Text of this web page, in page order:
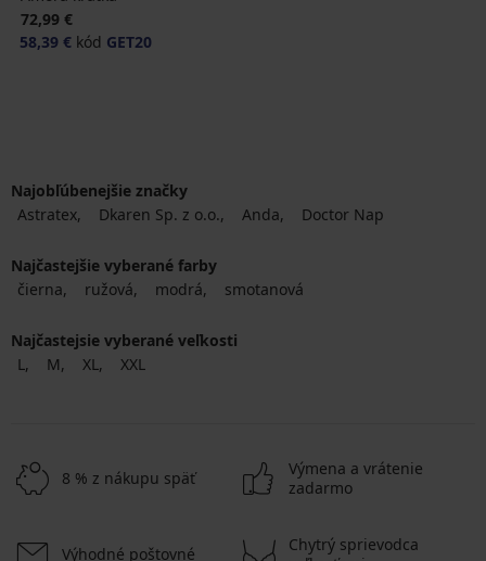
72,99 €
58,39 € kód GET20
Najobľúbenejšie značky
Astratex
Dkaren Sp. z o.o. Anda Doctor Nap
Najčastejšie vyberané farby
čierna
ružová modrá smotanová
Najčastejsie vyberané veľkosti
L
M XL XXL
8 % z nákupu späť
Výmena a vrátenie
zadarmo
Výhodné poštovné
Chytrý sprievodca